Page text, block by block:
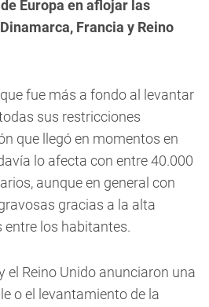
Europa en aflojar las
Francia y Reino
fue más a fondo al levantar
sus restricciones
que llegó en momentos en
lo afecta con entre 40.000
aunque en general con
gracias a la alta
los habitantes.
el Reino Unido anunciaron una
o el levantamiento de la